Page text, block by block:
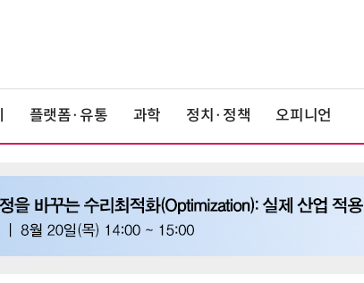
플랫폼·유통 과학 정치·정책 오피니언